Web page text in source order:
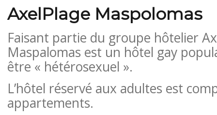
AxelPlage Maspolomas
Faisant partie du groupe hôtelier
Maspalomas est un hôtel gay
être « hétérosexuel ».
L’hôtel réservé aux adultes est
appartements.